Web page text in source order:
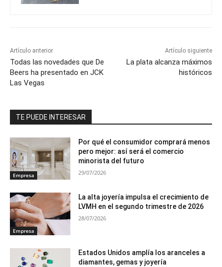
Artículo anterior
Todas las novedades que De
Beers ha presentado en JCK
Las Vegas
Artículo siguiente
La plata alcanza máximos
históricos
TE PUEDE INTERESAR
Empresa
Por qué el consumidor comprará menos
pero mejor: así será el comercio
minorista del futuro
29/07/2026
Empresa
La alta joyería impulsa el crecimiento de
LVMH en el segundo trimestre de 2026
28/07/2026
Estados Unidos amplía los aranceles a
diamantes, gemas y joyería